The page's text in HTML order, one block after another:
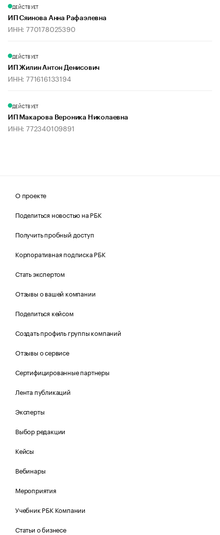
ДЕЙСТВУЕТ
ИП Сяинова Анна Рафаэлевна
ИНН: 770178025390
ДЕЙСТВУЕТ
ИП Жилин Антон Денисович
ИНН: 771616133194
ДЕЙСТВУЕТ
ИП Макарова Вероника Николаевна
ИНН: 772340109891
О проекте
Поделиться новостью на РБК
Получить пробный доступ
Корпоративная подписка РБК
Стать экспертом
Отзывы о вашей компании
Поделиться кейсом
Создать профиль группы компаний
Отзывы о сервисе
Сертифицированные партнеры
Лента публикаций
Эксперты
Выбор редакции
Кейсы
Вебинары
Мероприятия
Учебник РБК Компании
Статьи о бизнесе